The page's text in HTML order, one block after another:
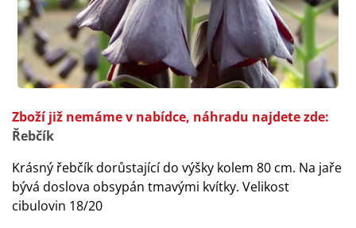
Zboží již nemáme v nabídce, náhradu najdete zde:
Řebčík
Krásný řebčík dorůstající do výšky kolem 80 cm. Na jaře
bývá doslova obsypán tmavými kvítky. Velikost
cibulovin 18/20